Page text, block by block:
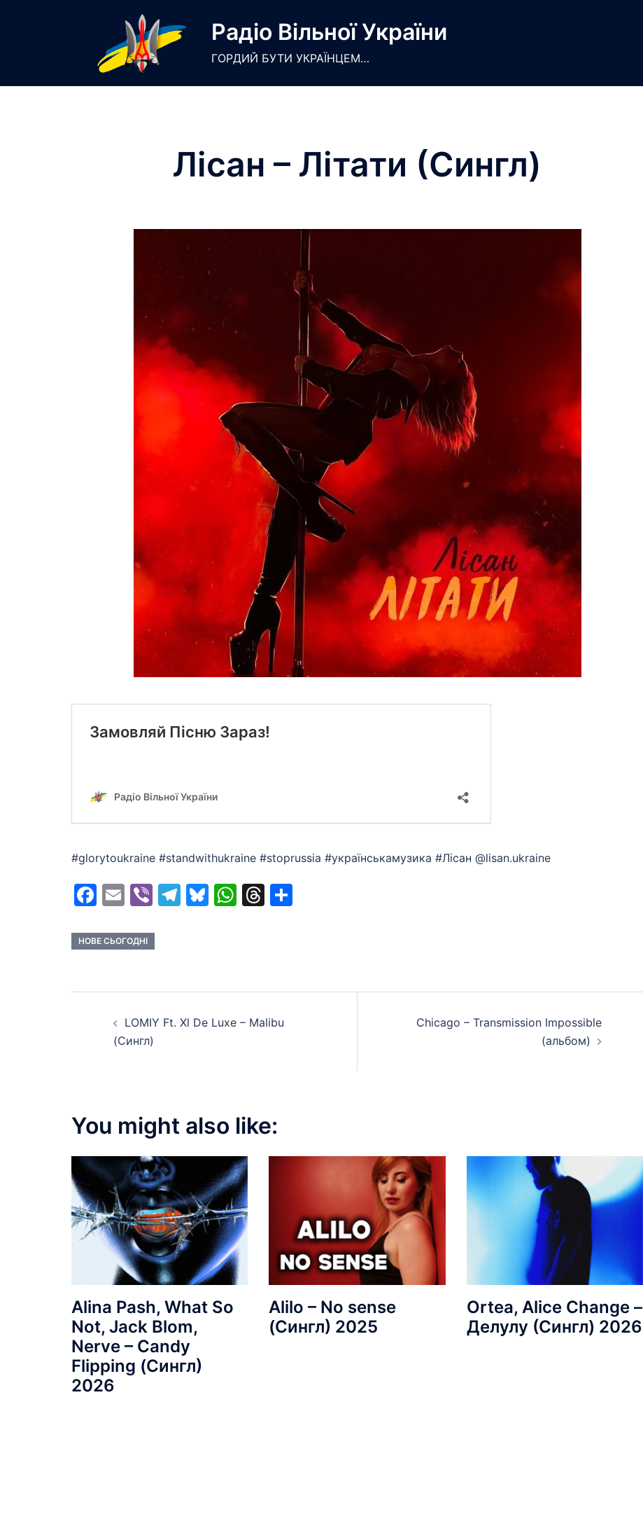
Радіо Вільної України
ГОРДИЙ БУТИ УКРАЇНЦЕМ…
Лісан – Літати (Сингл)
#glorytoukraine #standwithukraine #stoprussia #українськамузика #Лісан @lisan.ukraine
Facebook
EmailViberTelegram
Bluesky
WhatsApp
Threads
НОВЕ СЬОГОДНІ
navigation
LOMIY Ft. Xl De Luxe – Malibu
(Сингл)
Chicago – Transmission Impossible
(альбом)
You might also like:
Alina Pash, What So
Not, Jack Blom,
Nerve – Candy
Flipping (Сингл)
2026
Alilo – No sense
(Сингл) 2025
Ortea, Alice Change –
Делулу (Сингл) 2026